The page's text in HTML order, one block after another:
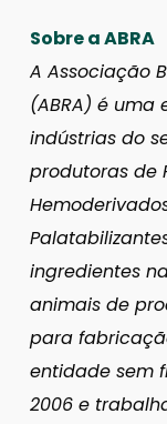
Sobre a ABRA
A Associação
(ABRA) é
indústrias do
produtoras de
ingredientes
animais de
para
entidade sem
2006 e